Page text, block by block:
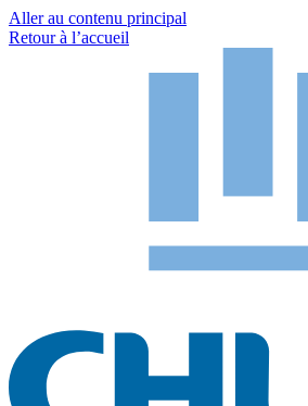
Aller au contenu principal
Retour à l’accueil